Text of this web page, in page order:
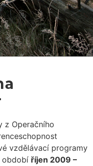
z Operačního
vzdělávací programy
období říjen 2009 –